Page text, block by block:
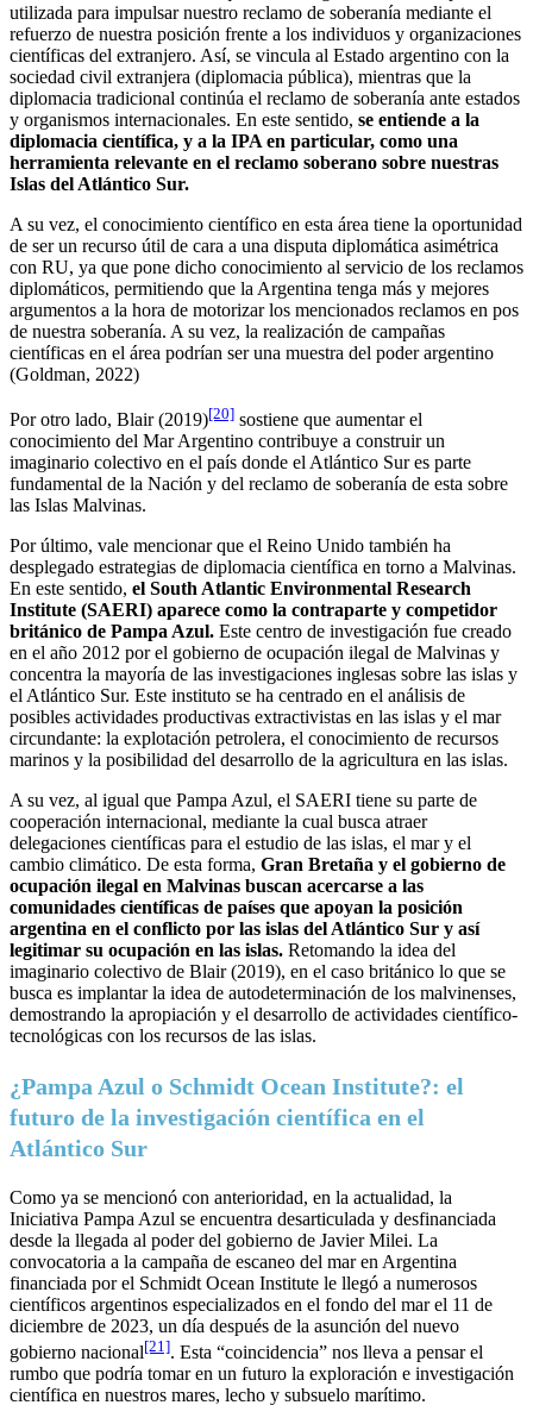
utilizada para impulsar nuestro reclamo de soberanía mediante el
refuerzo de nuestra posición frente a los individuos y organizaciones
científicas del extranjero. Así, se vincula al Estado argentino con la
sociedad civil extranjera (diplomacia pública), mientras que la
diplomacia tradicional continúa el reclamo de soberanía ante estados
y organismos internacionales. En este sentido, se entiende a la
diplomacia científica, y a la IPA en particular, como una
herramienta relevante en el reclamo soberano sobre nuestras
Islas del Atlántico Sur.
A su vez, el conocimiento científico en esta área tiene la oportunidad
de ser un recurso útil de cara a una disputa diplomática asimétrica
con RU, ya que pone dicho conocimiento al servicio de los reclamos
diplomáticos, permitiendo que la Argentina tenga más y mejores
argumentos a la hora de motorizar los mencionados reclamos en pos
de nuestra soberanía. A su vez, la realización de campañas
científicas en el área podrían ser una muestra del poder argentino
(Goldman, 2022)
Por otro lado, Blair (2019)[20] sostiene que aumentar el
conocimiento del Mar Argentino contribuye a construir un
imaginario colectivo en el país donde el Atlántico Sur es parte
fundamental de la Nación y del reclamo de soberanía de esta sobre
las Islas Malvinas.
Por último, vale mencionar que el Reino Unido también ha
desplegado estrategias de diplomacia científica en torno a Malvinas.
En este sentido, el South Atlantic Environmental Research
Institute (SAERI) aparece como la contraparte y competidor
británico de Pampa Azul. Este centro de investigación fue creado
en el año 2012 por el gobierno de ocupación ilegal de Malvinas y
concentra la mayoría de las investigaciones inglesas sobre las islas y
el Atlántico Sur. Este instituto se ha centrado en el análisis de
posibles actividades productivas extractivistas en las islas y el mar
circundante: la explotación petrolera, el conocimiento de recursos
marinos y la posibilidad del desarrollo de la agricultura en las islas.
A su vez, al igual que Pampa Azul, el SAERI tiene su parte de
cooperación internacional, mediante la cual busca atraer
delegaciones científicas para el estudio de las islas, el mar y el
cambio climático. De esta forma, Gran Bretaña y el gobierno de
ocupación ilegal en Malvinas buscan acercarse a las
comunidades científicas de países que apoyan la posición
argentina en el conflicto por las islas del Atlántico Sur y así
legitimar su ocupación en las islas. Retomando la idea del
imaginario colectivo de Blair (2019), en el caso británico lo que se
busca es implantar la idea de autodeterminación de los malvinenses,
demostrando la apropiación y el desarrollo de actividades científico-
tecnológicas con los recursos de las islas.
¿Pampa Azul o Schmidt Ocean Institute?: el
futuro de la investigación científica en el
Atlántico Sur
Como ya se mencionó con anterioridad, en la actualidad, la
Iniciativa Pampa Azul se encuentra desarticulada y desfinanciada
desde la llegada al poder del gobierno de Javier Milei. La
convocatoria a la campaña de escaneo del mar en Argentina
financiada por el Schmidt Ocean Institute le llegó a numerosos
científicos argentinos especializados en el fondo del mar el 11 de
diciembre de 2023, un día después de la asunción del nuevo
gobierno nacional[21]. Esta “coincidencia” nos lleva a pensar el
rumbo que podría tomar en un futuro la exploración e investigación
científica en nuestros mares, lecho y subsuelo marítimo.